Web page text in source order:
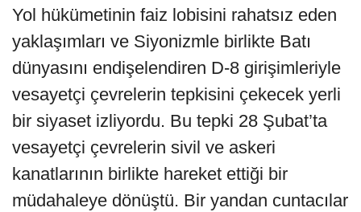
Yol hükümetinin faiz lobisini rahatsız eden
yaklaşımları ve Siyonizmle birlikte Batı
dünyasını endişelendiren D-8 girişimleriyle
vesayetçi çevrelerin tepkisini çekecek yerli
bir siyaset izliyordu. Bu tepki 28 Şubat’ta
vesayetçi çevrelerin sivil ve askeri
kanatlarının birlikte hareket ettiği bir
müdahaleye dönüştü. Bir yandan cuntacılar